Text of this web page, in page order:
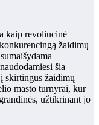
kaip revoliucinė
žaidimų
šia
skirtingus žaidimų
masto turnyrai, kur
užtikrinant jo